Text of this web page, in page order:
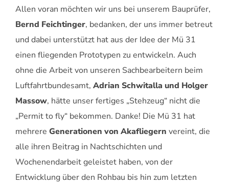
Allen voran möchten wir uns bei unserem Bauprüfer,
Bernd Feichtinger, bedanken, der uns immer betreut
und dabei unterstützt hat aus der Idee der Mü 31
einen fliegenden Prototypen zu entwickeln. Auch
ohne die Arbeit von unseren Sachbearbeitern beim
Luftfahrtbundesamt, Adrian Schwitalla und Holger
Massow, hätte unser fertiges „Stehzeug“ nicht die
„Permit to fly“ bekommen. Danke! Die Mü 31 hat
mehrere Generationen von Akafliegern vereint, die
alle ihren Beitrag in Nachtschichten und
Wochenendarbeit geleistet haben, von der
Entwicklung über den Rohbau bis hin zum letzten